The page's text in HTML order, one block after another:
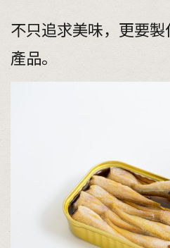
不只追求美味，更要
產品。